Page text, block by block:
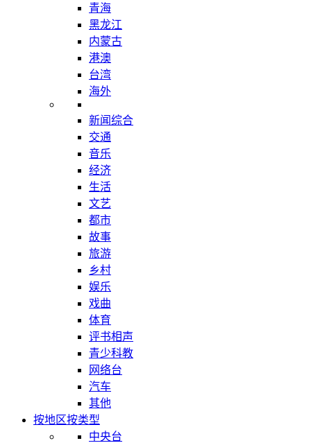
青海
黑龙江
内蒙古
港澳
台湾
海外
新闻综合
交通
音乐
经济
生活
文艺
都市
故事
旅游
乡村
娱乐
戏曲
体育
评书相声
青少科教
网络台
汽车
其他
按地区按类型
中央台